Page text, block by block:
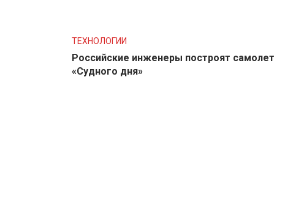
ТЕХНОЛОГИИ
Российские инженеры построят самолет
«Судного дня»